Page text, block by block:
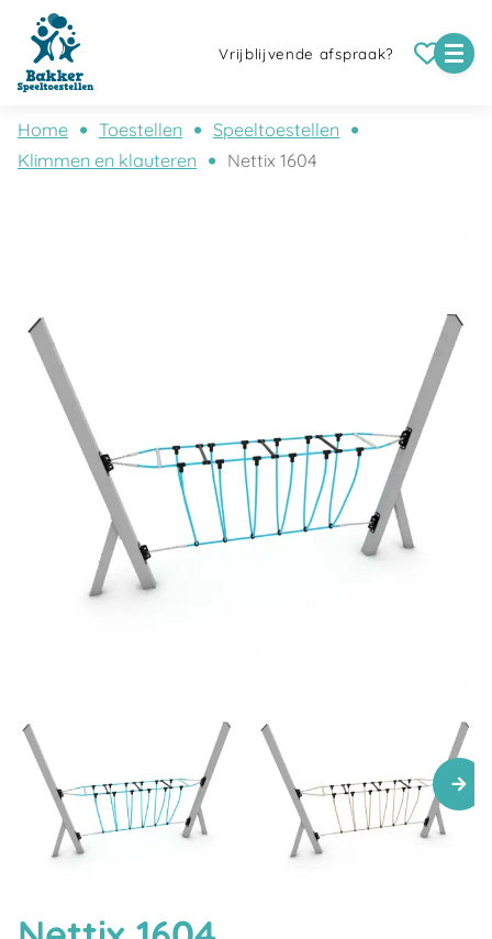
Vrijblijvende afspraak?
Home Toestellen
Speeltoestellen
Klimmen en klauteren
Nettix 1604